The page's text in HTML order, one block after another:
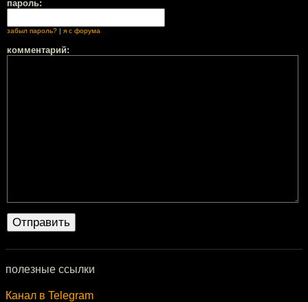
пароль:
забыл пароль? | я с форума
комментарий:
полезные ссылки
Канал в Telegram